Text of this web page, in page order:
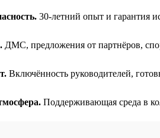
30-летний опыт и гарантия
ДМС, предложения от партнёров,
Включённость руководителей,
Поддерживающая среда в